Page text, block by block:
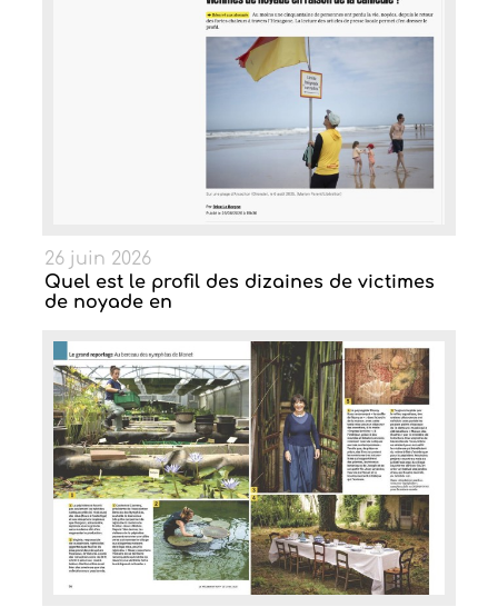
26 juin 2026
Quel est le profil des dizaines de victimes
de noyade en